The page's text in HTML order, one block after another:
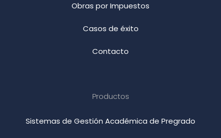
Obras por Impuestos
Casos de éxito
Contacto
Productos
Sistemas de Gestión Académica de Pregrado